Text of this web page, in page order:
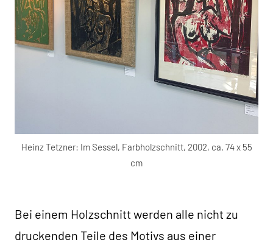
Heinz Tetzner: Im Sessel, Farbholzschnitt, 2002, ca. 74 x 55
cm
Bei einem Holzschnitt werden alle nicht zu
druckenden Teile des Motivs aus einer